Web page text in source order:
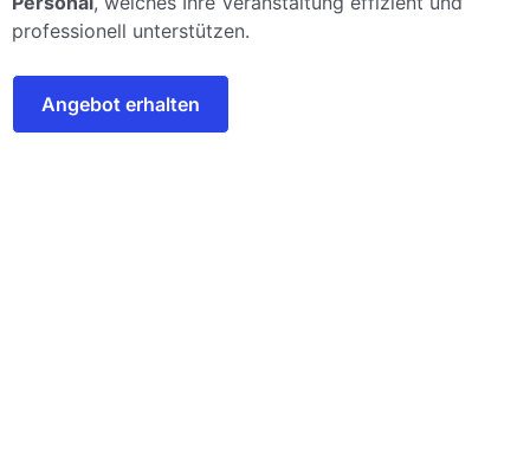
professionell unterstützen.
Angebot erhalten